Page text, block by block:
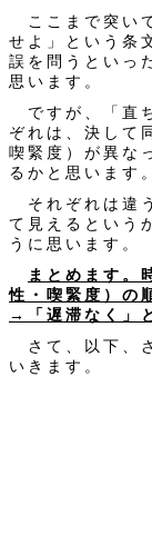
ここまで突い
せよ」という条
誤を問うといっ
思います。
ですが、「直
ぞれは、決して
喫緊度）が異な
るかと思います。
それぞれは違
て見えるという
うに思います。
まとめます。
性・喫緊度）の
→「遅滞なく」
さて、以下、
いきます。